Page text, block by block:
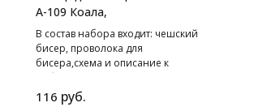
А-109 Коала,
В cостав набора входит: чешский
бисер, проволока для
бисера,схема и описание к
работе.
116 руб.